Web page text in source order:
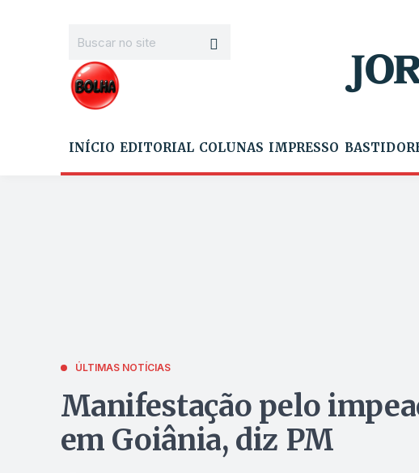
INÍCIO EDITORIAL COLUNAS IMPRESSO
ÚLTIMAS NOTÍCIAS
Manifestação pelo
em Goiânia, diz PM